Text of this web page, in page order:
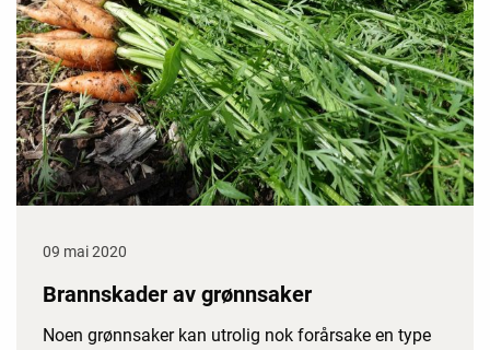
09 mai 2020
Brannskader av grønnsaker
Noen grønnsaker kan utrolig nok forårsake en type